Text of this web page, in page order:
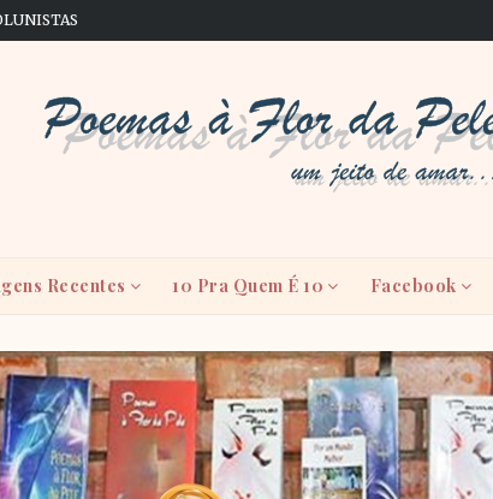
Recentes 10 Pra Quem É 10 Facebook